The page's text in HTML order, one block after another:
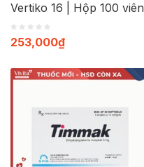
Vertiko 16 | Hộp 100 viên
253,000₫